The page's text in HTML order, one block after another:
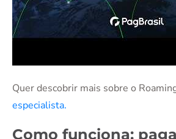
Quer descobrir mais sobre o
especialista.
Como funciona: